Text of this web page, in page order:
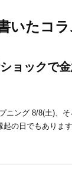
いたコラ
ョックで
ニング 8/8(土)、
の日でもありま